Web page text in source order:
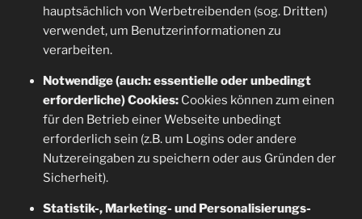
hauptsächlich von Werbetreibenden (sog. Dritten)
verwendet, um Benutzerinformationen zu
verarbeiten.
Notwendige (auch: essentielle oder unbedingt
erforderliche) Cookies:Cookies können zum einen
für den Betrieb einer Webseite unbedingt
erforderlich sein (z.B. um Logins oder andere
Nutzereingaben zu speichern oder aus Gründen der
Sicherheit).
Statistik-, Marketing- und Personalisierungs-